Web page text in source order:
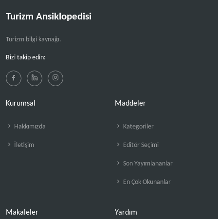
Turizm Ansiklopedisi
Turizm bilgi kaynağı.
Bizi takip edin:
Kurumsal
Hakkımızda
İletişim
Maddeler
Kategoriler
Editör Seçimi
Son Yayımlananlar
En Çok Okunanlar
Makaleler Yardım